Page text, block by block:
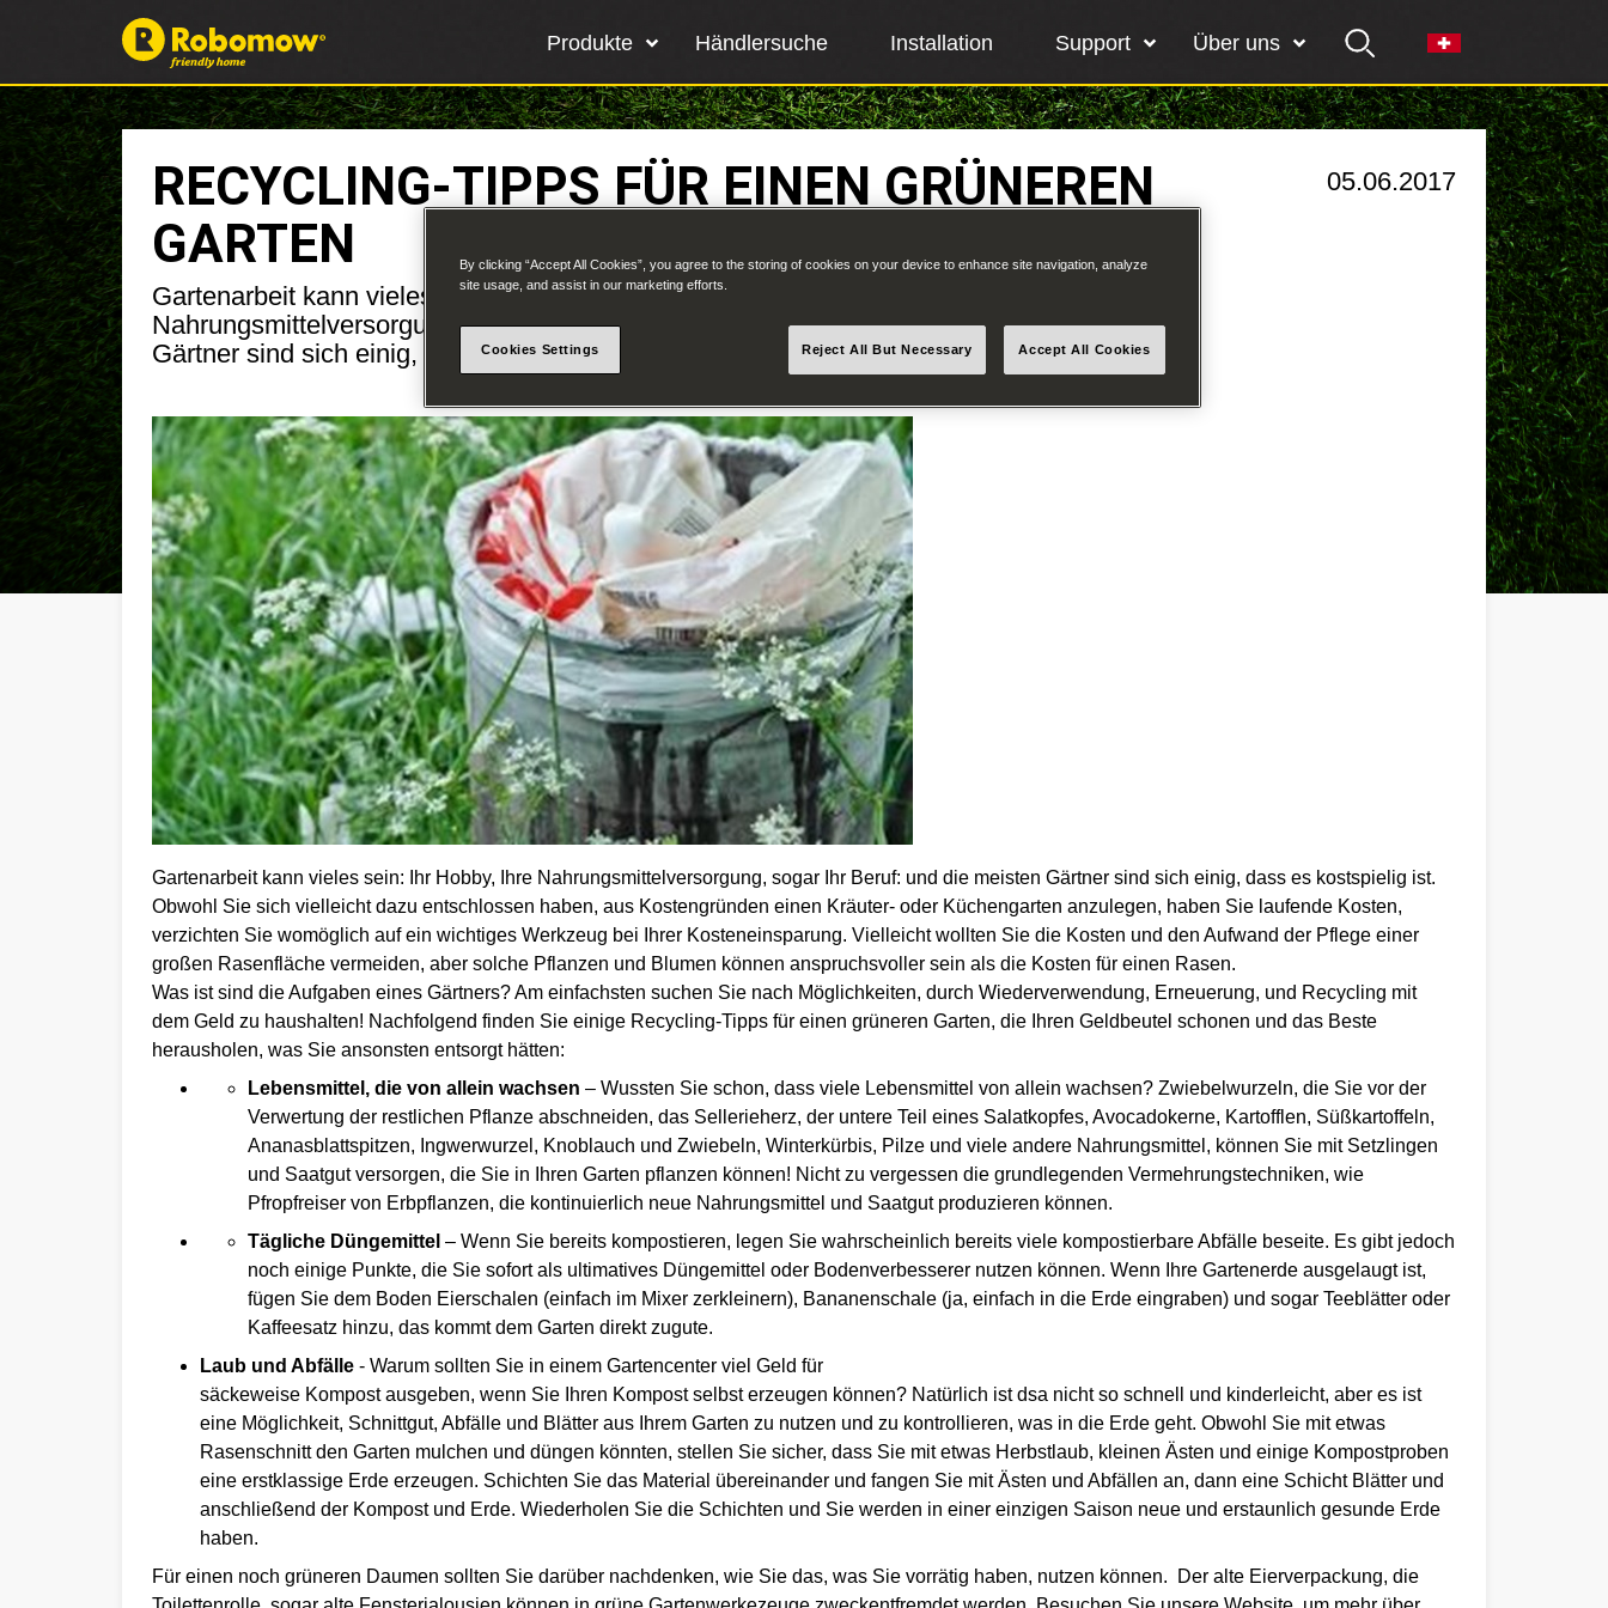
Produkte Händlersuche Installation Support Über uns
RECYCLING-TIPPS FÜR EINEN GRÜNEREN
GARTEN
05.06.2017
Gartenarbeit kann vieles sein: Ihr Hobby, Ihre
Nahrungsmittelversorgung, sogar Ihr Beruf: und die meisten
Gärtner sind sich einig, dass es kostspielig ist.
Gartenarbeit kann vieles sein: Ihr Hobby, Ihre Nahrungsmittelversorgung, sogar Ihr Beruf: und die meisten Gärtner sind sich einig, dass es kostspielig ist.
Obwohl Sie sich vielleicht dazu entschlossen haben, aus Kostengründen einen Kräuter- oder Küchengarten anzulegen, haben Sie laufende Kosten,
verzichten Sie womöglich auf ein wichtiges Werkzeug bei Ihrer Kosteneinsparung. Vielleicht wollten Sie die Kosten und den Aufwand der Pflege einer
großen Rasenfläche vermeiden, aber solche Pflanzen und Blumen können anspruchsvoller sein als die Kosten für einen Rasen.
Was ist sind die Aufgaben eines Gärtners? Am einfachsten suchen Sie nach Möglichkeiten, durch Wiederverwendung, Erneuerung, und Recycling mit
dem Geld zu haushalten! Nachfolgend finden Sie einige Recycling-Tipps für einen grüneren Garten, die Ihren Geldbeutel schonen und das Beste
herausholen, was Sie ansonsten entsorgt hätten:
Lebensmittel, die von allein wachsen – Wussten Sie schon, dass viele Lebensmittel von allein wachsen? Zwiebelwurzeln, die Sie vor der
Verwertung der restlichen Pflanze abschneiden, das Sellerieherz, der untere Teil eines Salatkopfes, Avocadokerne, Kartofflen, Süßkartoffeln,
Ananasblattspitzen, Ingwerwurzel, Knoblauch und Zwiebeln, Winterkürbis, Pilze und viele andere Nahrungsmittel, können Sie mit Setzlingen
und Saatgut versorgen, die Sie in Ihren Garten pflanzen können! Nicht zu vergessen die grundlegenden Vermehrungstechniken, wie
Pfropfreiser von Erbpflanzen, die kontinuierlich neue Nahrungsmittel und Saatgut produzieren können.
Tägliche Düngemittel – Wenn Sie bereits kompostieren, legen Sie wahrscheinlich bereits viele kompostierbare Abfälle beseite. Es gibt jedoch
noch einige Punkte, die Sie sofort als ultimatives Düngemittel oder Bodenverbesserer nutzen können. Wenn Ihre Gartenerde ausgelaugt ist,
fügen Sie dem Boden Eierschalen (einfach im Mixer zerkleinern), Bananenschale (ja, einfach in die Erde eingraben) und sogar Teeblätter oder
Kaffeesatz hinzu, das kommt dem Garten direkt zugute.
Laub und Abfälle - Warum sollten Sie in einem Gartencenter viel Geld für
säckeweise Kompost ausgeben, wenn Sie Ihren Kompost selbst erzeugen können? Natürlich ist dsa nicht so schnell und kinderleicht, aber es ist
eine Möglichkeit, Schnittgut, Abfälle und Blätter aus Ihrem Garten zu nutzen und zu kontrollieren, was in die Erde geht. Obwohl Sie mit etwas
Rasenschnitt den Garten mulchen und düngen könnten, stellen Sie sicher, dass Sie mit etwas Herbstlaub, kleinen Ästen und einige Kompostproben
eine erstklassige Erde erzeugen. Schichten Sie das Material übereinander und fangen Sie mit Ästen und Abfällen an, dann eine Schicht Blätter und
anschließend der Kompost und Erde. Wiederholen Sie die Schichten und Sie werden in einer einzigen Saison neue und erstaunlich gesunde Erde
haben.
Für einen noch grüneren Daumen sollten Sie darüber nachdenken, wie Sie das, was Sie vorrätig haben, nutzen können. Der alte Eierverpackung, die
By clicking “Accept All Cookies”, you agree to the storing of cookies on your device to enhance site navigation, analyze
site usage, and assist in our marketing efforts.
Cookies Settings Reject All But Necessary Accept All Cookies